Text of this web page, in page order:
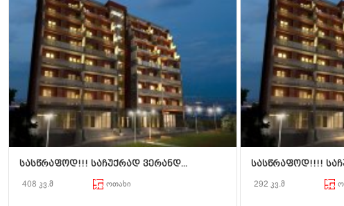
სასწრაფოდ!!! საჩუქრად ვერანდ...
408 კვ.მ ოთახი
სასწრაფოდ!!!!
292 კვ.მ